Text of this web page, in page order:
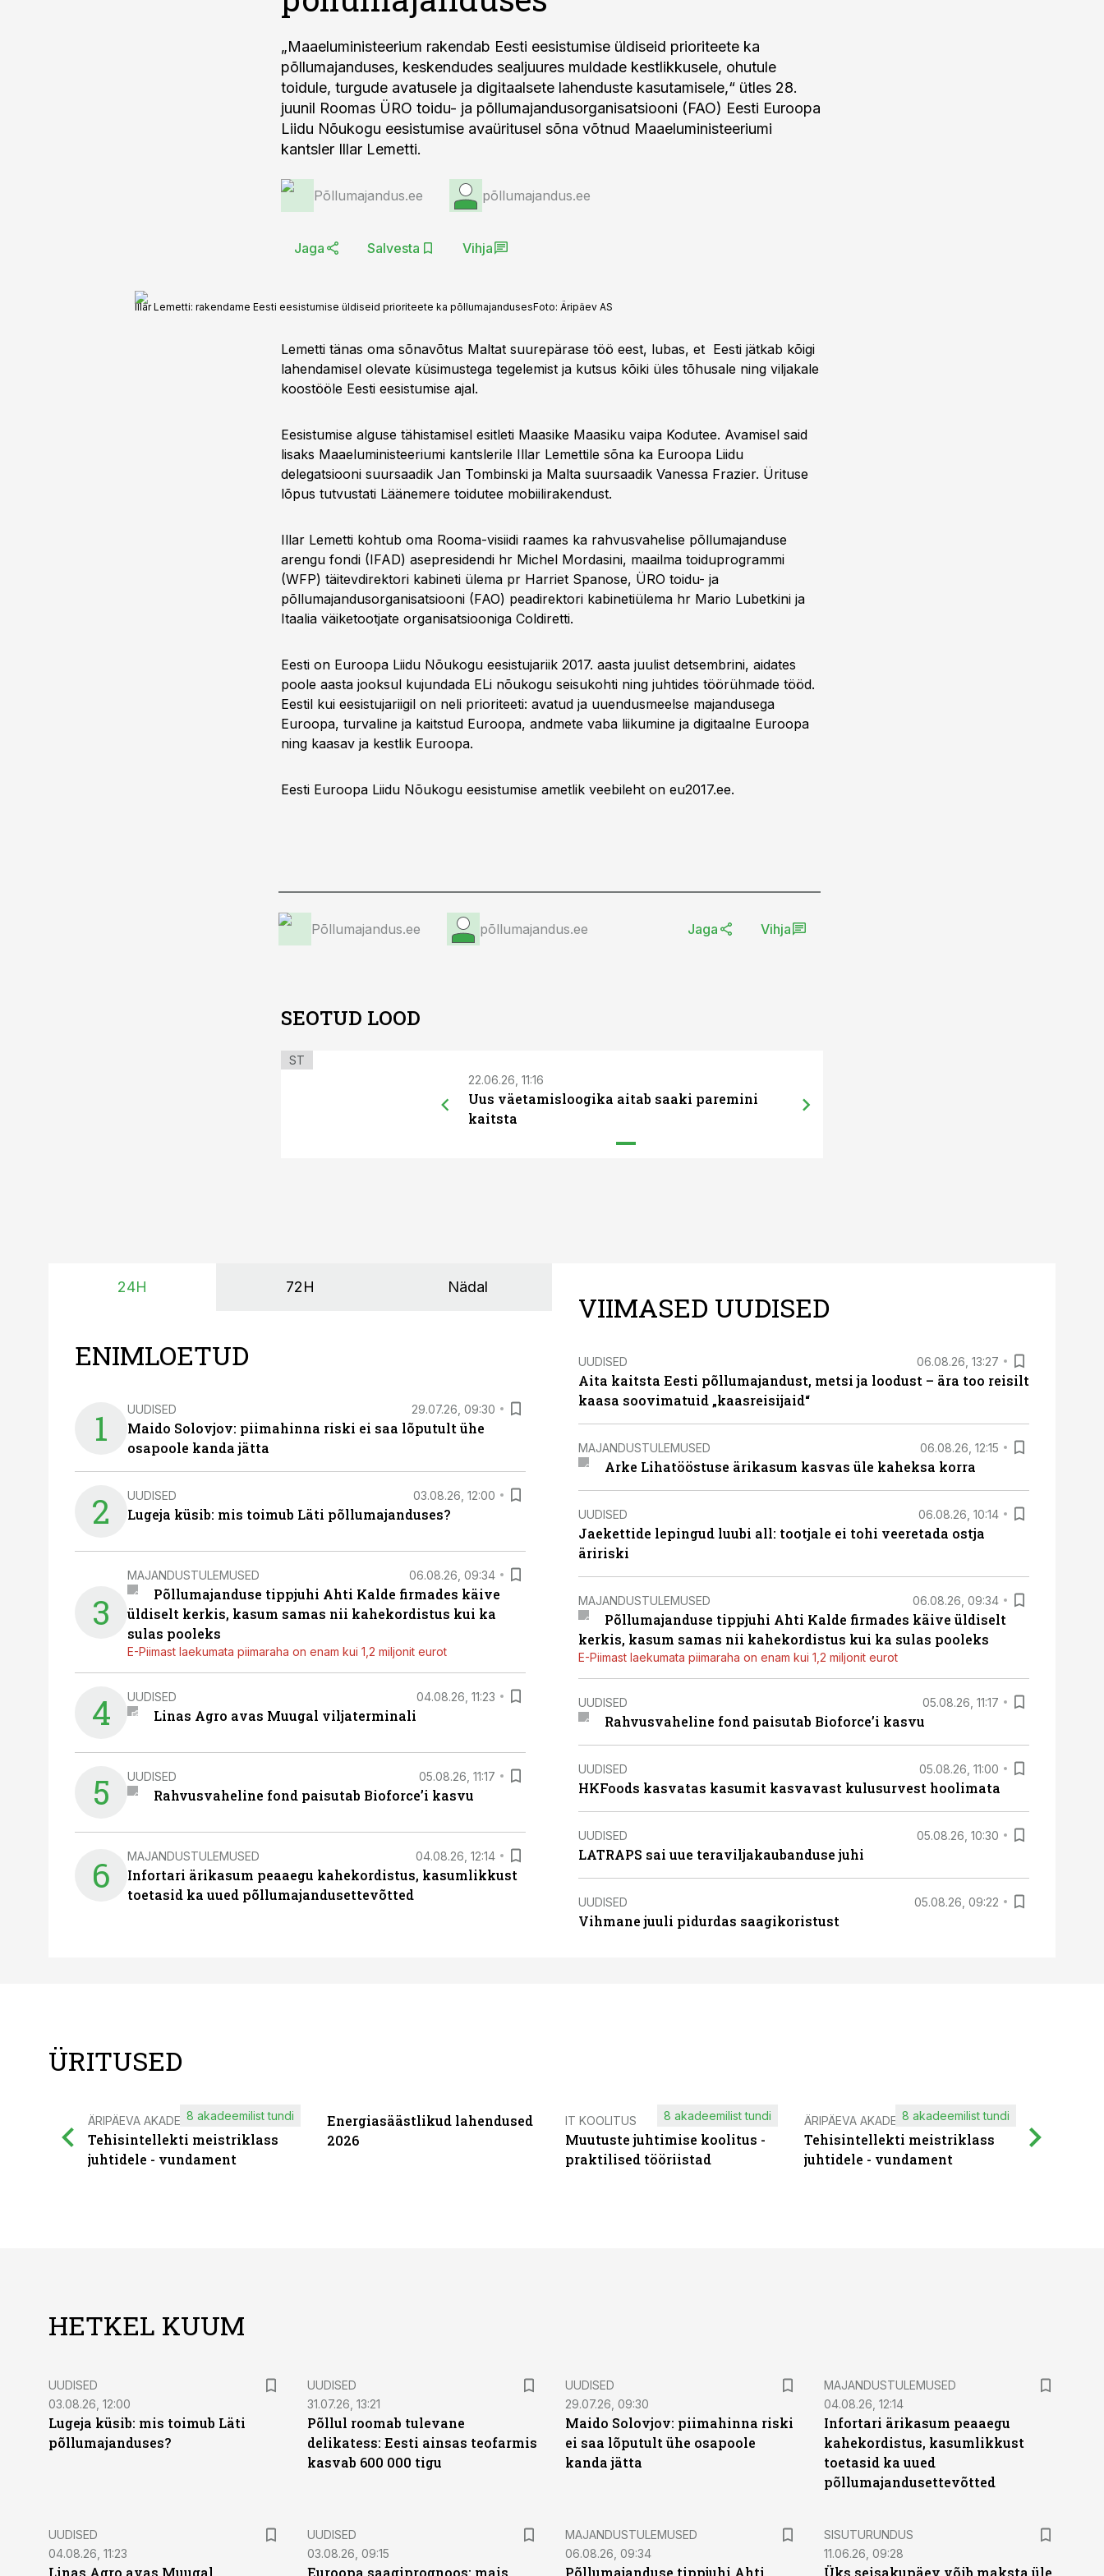
„Maaeluministeerium rakendab Eesti eesistumise üldiseid prioriteete ka
põllumajanduses, keskendudes sealjuures muldade kestlikkusele, ohutule
toidule, turgude avatusele ja digitaalsete lahenduste kasutamisele,“ ütles 28.
juunil Roomas ÜRO toidu- ja põllumajandusorganisatsiooni (FAO) Eesti Euroopa
Liidu Nõukogu eesistumise avaüritusel sõna võtnud Maaeluministeeriumi
kantsler Illar Lemetti.
Põllumajandus.ee põllumajandus.ee
Jaga Salvesta Vihja
Illar Lemetti: rakendame Eesti eesistumise üldiseid prioriteete ka põllumajandusesFoto: Äripäev AS
Lemetti tänas oma sõnavõtus Maltat suurepärase töö eest, lubas, et Eesti jätkab kõigi
lahendamisel olevate küsimustega tegelemist ja kutsus kõiki üles tõhusale ning viljakale
koostööle Eesti eesistumise ajal.
Eesistumise alguse tähistamisel esitleti Maasike Maasiku vaipa Kodutee. Avamisel said
lisaks Maaeluministeeriumi kantslerile Illar Lemettile sõna ka Euroopa Liidu
delegatsiooni suursaadik Jan Tombinski ja Malta suursaadik Vanessa Frazier. Ürituse
lõpus tutvustati Läänemere toidutee mobiilirakendust.
Illar Lemetti kohtub oma Rooma-visiidi raames ka rahvusvahelise põllumajanduse
arengu fondi (IFAD) asepresidendi hr Michel Mordasini, maailma toiduprogrammi
(WFP) täitevdirektori kabineti ülema pr Harriet Spanose, ÜRO toidu- ja
põllumajandusorganisatsiooni (FAO) peadirektori kabinetiülema hr Mario Lubetkini ja
Itaalia väiketootjate organisatsiooniga Coldiretti.
Eesti on Euroopa Liidu Nõukogu eesistujariik 2017. aasta juulist detsembrini, aidates
poole aasta jooksul kujundada ELi nõukogu seisukohti ning juhtides töörühmade tööd.
Eestil kui eesistujariigil on neli prioriteeti: avatud ja uuendusmeelse majandusega
Euroopa, turvaline ja kaitstud Euroopa, andmete vaba liikumine ja digitaalne Euroopa
ning kaasav ja kestlik Euroopa.
Eesti Euroopa Liidu Nõukogu eesistumise ametlik veebileht on eu2017.ee.
Põllumajandus.ee põllumajandus.ee Jaga Vihja
SEOTUD LOOD
ST
22.06.26, 11:16
Uus väetamisloogika aitab saaki paremini
kaitsta
24H 72H Nädal
ENIMLOETUD
1 UUDISED 29.07.26, 09:30
Maido Solovjov: piimahinna riski ei saa lõputult ühe
osapoole kanda jätta
2 UUDISED 03.08.26, 12:00
Lugeja küsib: mis toimub Läti põllumajanduses?
3
MAJANDUSTULEMUSED 06.08.26, 09:34
Põllumajanduse tippjuhi Ahti Kalde firmades käive
üldiselt kerkis, kasum samas nii kahekordistus kui ka
sulas pooleks
E-Piimast laekumata piimaraha on enam kui 1,2 miljonit eurot
4 UUDISED 04.08.26, 11:23
Linas Agro avas Muugal viljaterminali
5 UUDISED 05.08.26, 11:17
Rahvusvaheline fond paisutab Bioforce’i kasvu
6 MAJANDUSTULEMUSED 04.08.26, 12:14
Infortari ärikasum peaaegu kahekordistus, kasumlikkust
toetasid ka uued põllumajandusettevõtted
VIIMASED UUDISED
UUDISED 06.08.26, 13:27
Aita kaitsta Eesti põllumajandust, metsi ja loodust – ära too reisilt
kaasa soovimatuid „kaasreisijaid“
MAJANDUSTULEMUSED 06.08.26, 12:15
Arke Lihatööstuse ärikasum kasvas üle kaheksa korra
UUDISED 06.08.26, 10:14
Jaekettide lepingud luubi all: tootjale ei tohi veeretada ostja
äririski
MAJANDUSTULEMUSED 06.08.26, 09:34
Põllumajanduse tippjuhi Ahti Kalde firmades käive üldiselt
kerkis, kasum samas nii kahekordistus kui ka sulas pooleks
E-Piimast laekumata piimaraha on enam kui 1,2 miljonit eurot
UUDISED 05.08.26, 11:17
Rahvusvaheline fond paisutab Bioforce’i kasvu
UUDISED 05.08.26, 11:00
HKFoods kasvatas kasumit kasvavast kulusurvest hoolimata
UUDISED 05.08.26, 10:30
LATRAPS sai uue teraviljakaubanduse juhi
UUDISED 05.08.26, 09:22
Vihmane juuli pidurdas saagikoristust
ÜRITUSED
ÄRIPÄEVA AKADEEMIA
Tehisintellekti meistriklass
juhtidele - vundament
8 akadeemilist tundi
Energiasäästlikud lahendused
2026
IT KOOLITUS
Muutuste juhtimise koolitus -
praktilised tööriistad
8 akadeemilist tundi ÄRIPÄEVA AKADEEMIA
Tehisintellekti meistriklass
juhtidele - vundament
8 akadeemilist tundi
HETKEL KUUM
UUDISED
03.08.26, 12:00
Lugeja küsib: mis toimub Läti
põllumajanduses?
UUDISED
31.07.26, 13:21
Põllul roomab tulevane
delikatess: Eesti ainsas teofarmis
kasvab 600 000 tigu
UUDISED
29.07.26, 09:30
Maido Solovjov: piimahinna riski
ei saa lõputult ühe osapoole
kanda jätta
MAJANDUSTULEMUSED
04.08.26, 12:14
Infortari ärikasum peaaegu
kahekordistus, kasumlikkust
toetasid ka uued
põllumajandusettevõtted
UUDISED
04.08.26, 11:23
Linas Agro avas Muugal
UUDISED
03.08.26, 09:15
Euroopa saagiprognoos: mais
MAJANDUSTULEMUSED
06.08.26, 09:34
Põllumajanduse tippjuhi Ahti
ST
SISUTURUNDUS
11.06.26, 09:28
Üks seisakupäev võib maksta üle